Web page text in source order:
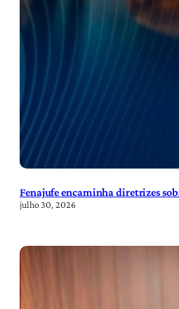
Fenajufe encaminha diretrizes
julho 30, 2026